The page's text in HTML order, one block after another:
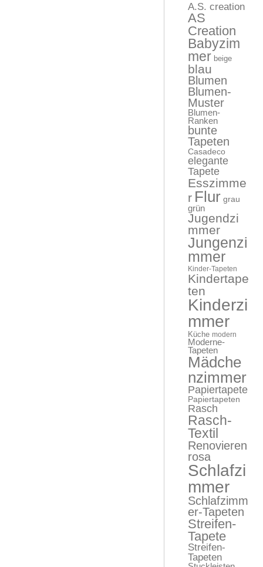
A.S. creation
AS
Creation
Babyzim
mer beige
blau
Blumen
Blumen-
Muster
Blumen-
Ranken
bunte
Tapeten
Casadeco
elegante
Tapete
Esszimme
r Flur grau
grün
Jugendzi
mmer
Jungenzi
mmer
Kinder-Tapeten
Kindertape
ten
Kinderzi
mmer
Küche modern
Moderne-
Tapeten
Mädche
nzimmer
Papiertapete
Papiertapeten
Rasch
Rasch-
Textil
Renovieren
rosa
Schlafzi
mmer
Schlafzimm
er-Tapeten
Streifen-
Tapete
Streifen-
Tapeten